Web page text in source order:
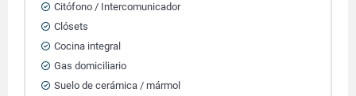
Citófono / Intercomunicador
Clósets
Cocina integral
Gas domiciliario
Suelo de cerámica / mármol